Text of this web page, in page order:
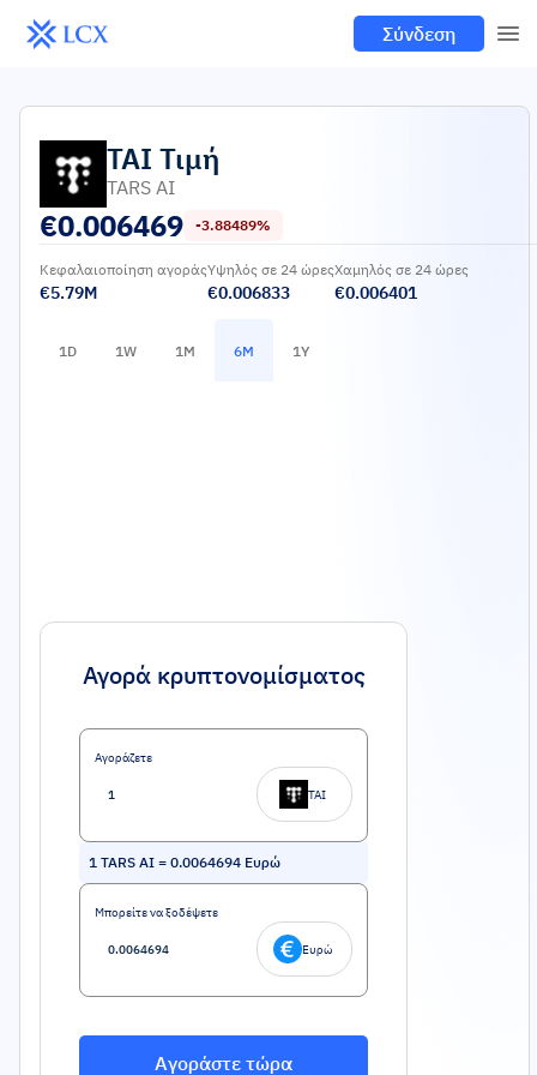
Σύνδεση
TAI Τιμή
TARS AI
€0.006469 -3.88489%
Κεφαλαιοποίηση αγοράς
€5.79M
Υψηλός σε 24 ώρες
€0.006833
Χαμηλός σε 24 ώρες
€0.006401
1D 1W 1M 6M 1Y
Αγορά κρυπτονομίσματος
Αγοράζετε
TAI
1 TARS AI = 0.0064694 Ευρώ
Μπορείτε να ξοδέψετε
Ευρώ
Αγοράστε τώρα